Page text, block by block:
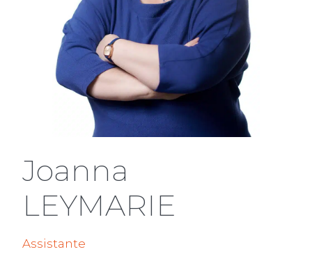
Joanna
LEYMARIE
Assistante